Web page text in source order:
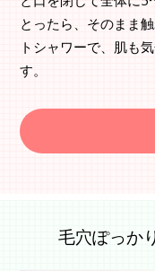
とったら、そのまま
トシャワーで、肌も
す。
毛穴ぽっか